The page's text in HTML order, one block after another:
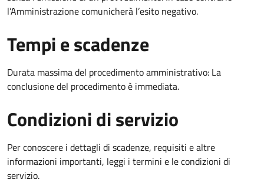
l’Amministrazione comunicherà l’esito negativo.
Tempi e scadenze
Durata massima del procedimento amministrativo: La
conclusione del procedimento è immediata.
Condizioni di servizio
Per conoscere i dettagli di scadenze, requisiti e altre
informazioni importanti, leggi i termini e le condizioni di
servizio.